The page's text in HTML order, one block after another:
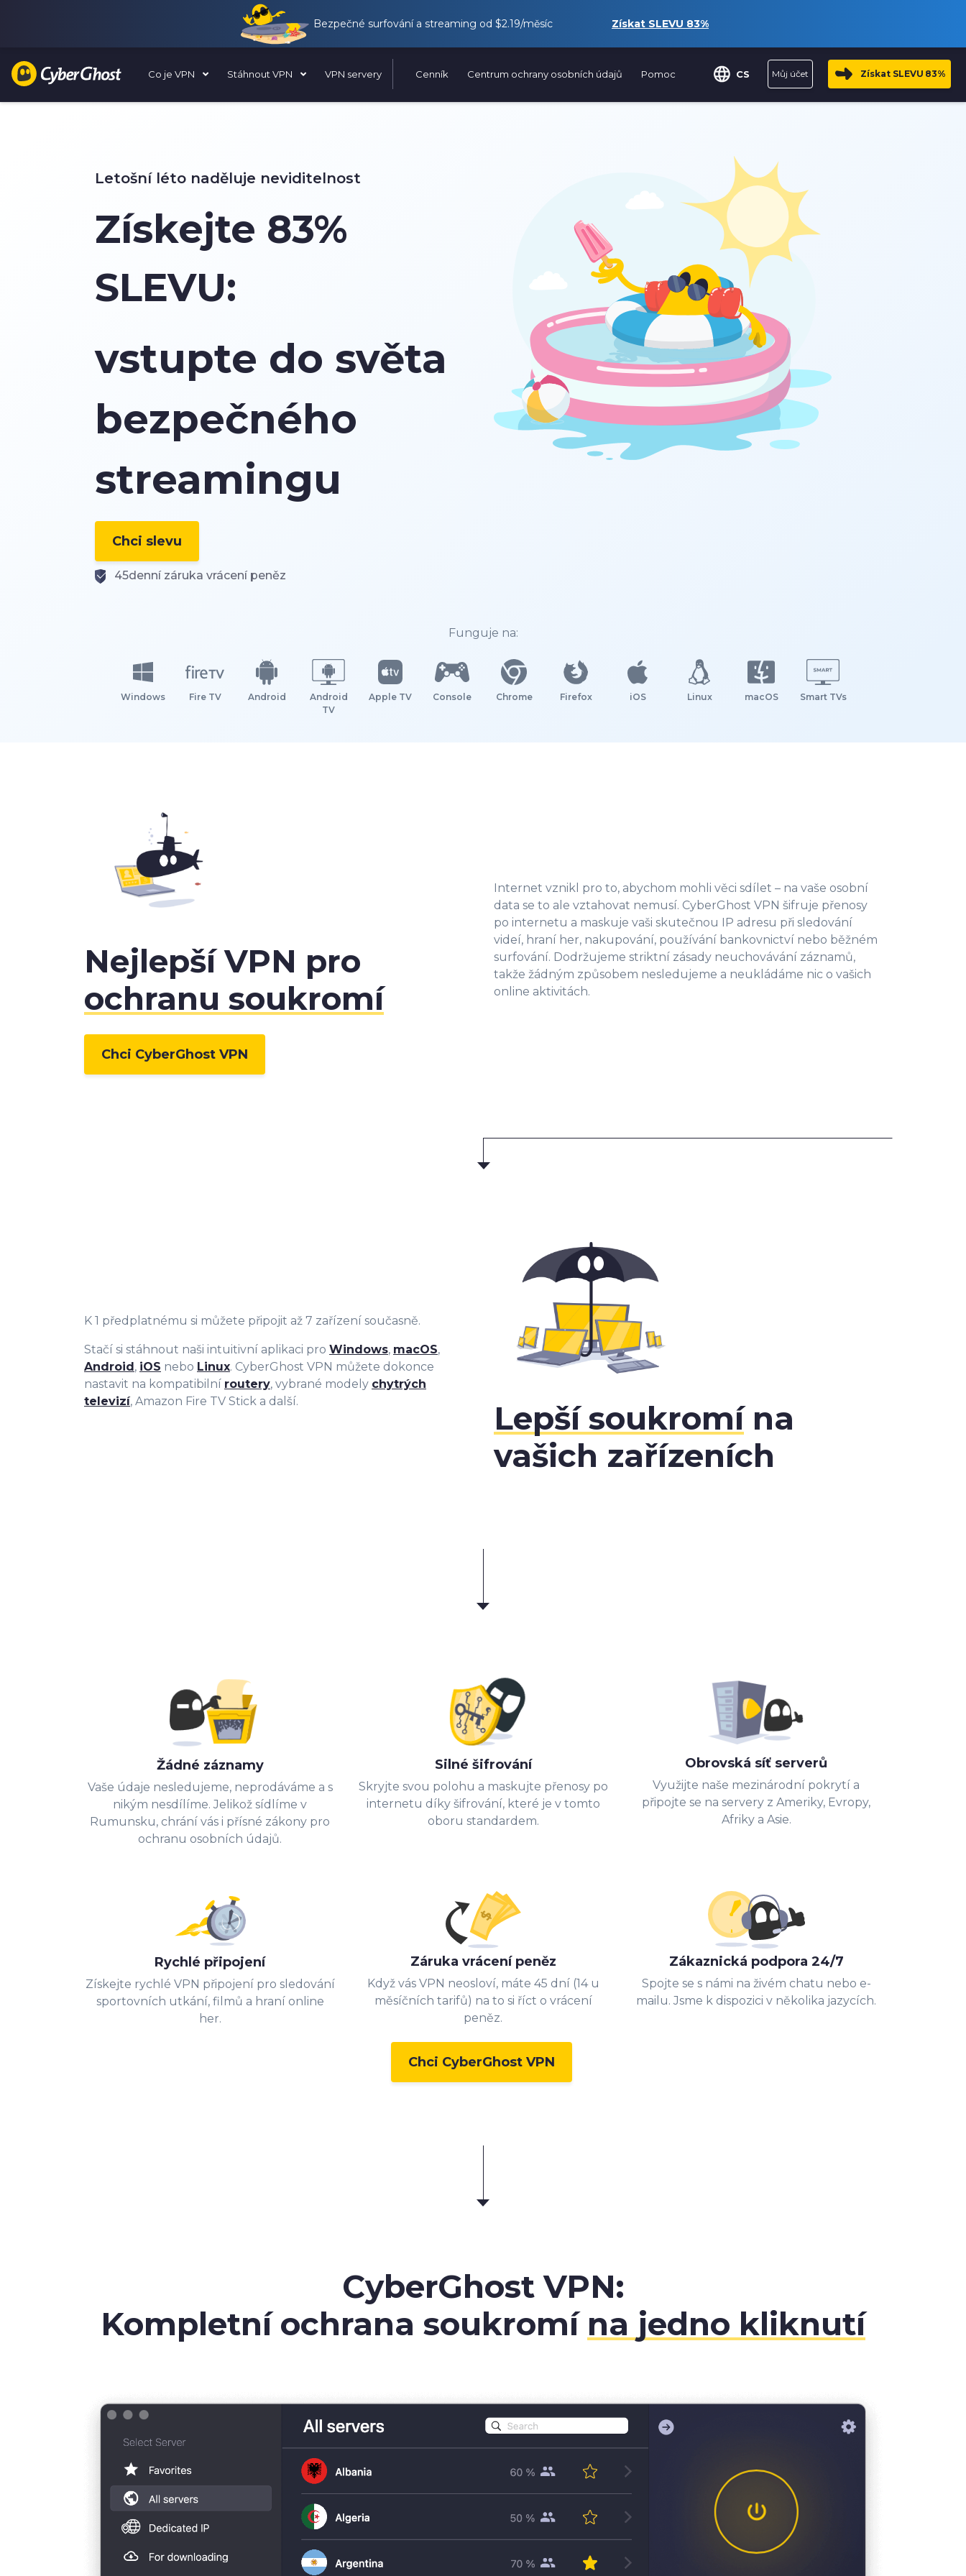
Bezpečné surfování a streaming od $2.19/měsíc Získat SLEVU 83%
Co je VPN Stáhnout VPN VPN servery Cenník Centrum ochrany osobních údajů Pomoc CS Můj účet Získat SLEVU 83%
Letošní léto naděluje neviditelnost
Získejte 83%
SLEVU:
vstupte do světa
bezpečného
streamingu
Chci slevu
45denní záruka vrácení peněz
Funguje na:
Windows Fire TV Android
Android
TV
Apple TV Console Chrome Firefox iOS Linux macOS Smart TVs
Nejlepší VPN pro
ochranu soukromí
Chci CyberGhost VPN
Internet vznikl pro to, abychom mohli věci sdílet – na vaše osobní
data se to ale vztahovat nemusí. CyberGhost VPN šifruje přenosy
po internetu a maskuje vaši skutečnou IP adresu při sledování
videí, hraní her, nakupování, používání bankovnictví nebo běžném
surfování. Dodržujeme striktní zásady neuchovávání záznamů,
takže žádným způsobem nesledujeme a neukládáme nic o vašich
online aktivitách.
K 1 předplatnému si můžete připojit až 7 zařízení současně.
Stačí si stáhnout naši intuitivní aplikaci pro Windows, macOS,
Android, iOS nebo Linux. CyberGhost VPN můžete dokonce
nastavit na kompatibilní routery, vybrané modely chytrých
televizí, Amazon Fire TV Stick a další. Lepší soukromína
vašich zařízeních
Žádné záznamy
Vaše údaje nesledujeme, neprodáváme a s
nikým nesdílíme. Jelikož sídlíme v
Rumunsku, chrání vás i přísné zákony pro
ochranu osobních údajů.
Silné šifrování
Skryjte svou polohu a maskujte přenosy po
internetu díky šifrování, které je v tomto
oboru standardem.
Obrovská síť serverů
Využijte naše mezinárodní pokrytí a
připojte se na servery z Ameriky, Evropy,
Afriky a Asie.
Rychlé připojení
Získejte rychlé VPN připojení pro sledování
sportovních utkání, filmů a hraní online
her.
Záruka vrácení peněz
Když vás VPN neosloví, máte 45 dní (14 u
měsíčních tarifů) na to si říct o vrácení
peněz.
Zákaznická podpora 24/7
Spojte se s námi na živém chatu nebo e-
mailu. Jsme k dispozici v několika jazycích.
Chci CyberGhost VPN
CyberGhost VPN:
Kompletní ochrana soukromí na jedno kliknutí